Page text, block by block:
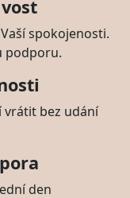
spokojenosti.
podporu.
vrátit bez udání
den